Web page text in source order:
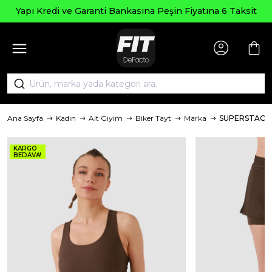
Yapı Kredi ve Garanti Bankasına Peşin Fiyatına 6 Taksit
Ana Sayfa Kadın Alt Giyim Biker Tayt Marka SUPERSTACY
KARGO
BEDAVA!